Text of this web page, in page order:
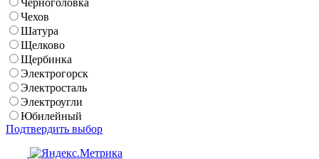
Черноголовка
Чехов
Шатура
Щелково
Щербинка
Электрогорск
Электросталь
Электроугли
Юбилейный
Подтвердить выбор